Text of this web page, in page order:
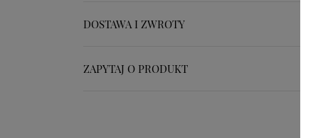
DOSTAWA I ZWROTY
ZAPYTAJ O PRODUKT